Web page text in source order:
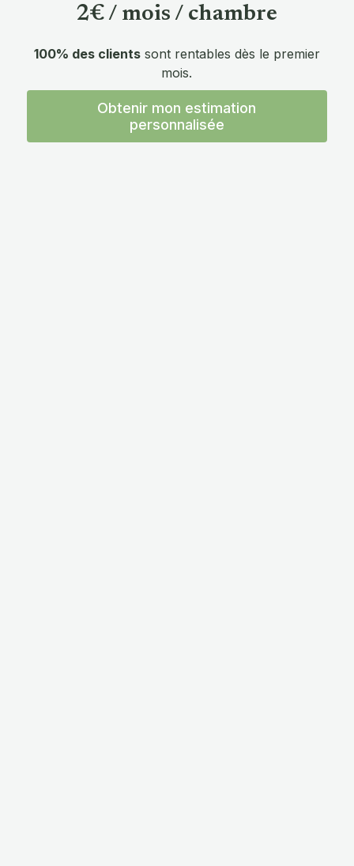
2€ / mois / chambre
100% des clientssont rentables dès le premier
mois.
Obtenir mon estimation
personnalisée